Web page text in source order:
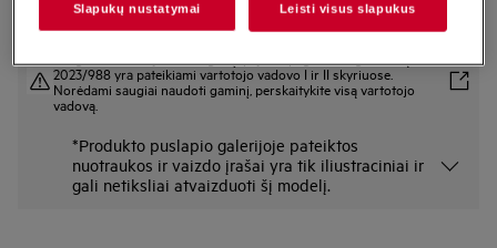
2023/988 yra pateikiami vartotojo vadovo I ir II skyriuose.
Norėdami saugiai naudoti gaminį, perskaitykite visą vartotojo
vadovą.
*Produkto puslapio galerijoje pateiktos
nuotraukos ir vaizdo įrašai yra tik iliustraciniai ir
gali netiksliai atvaizduoti šį modelį.
Slapukų nustatymai Leisti visus slapukus